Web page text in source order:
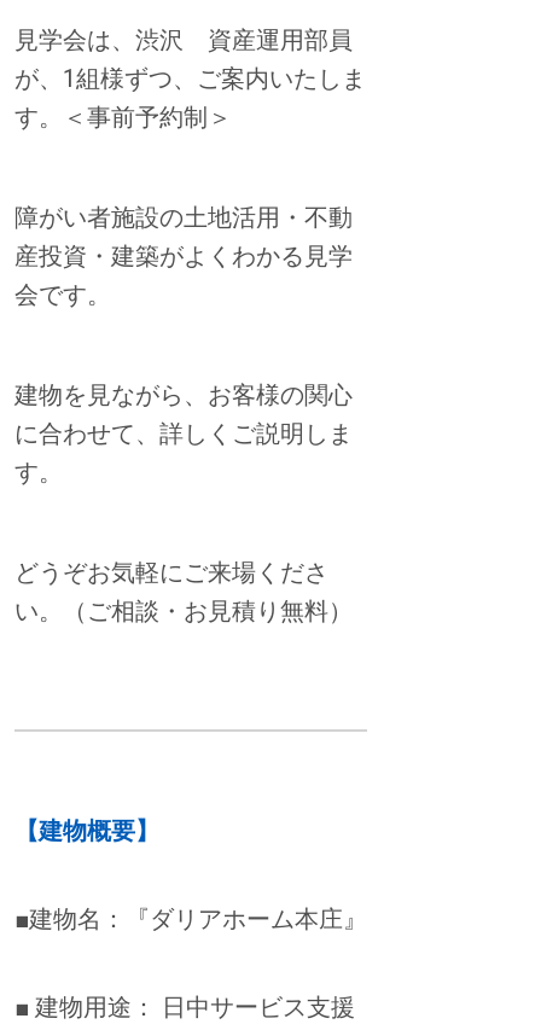
見学会は、渋沢 資産運用部員
が、1組様ずつ、ご案内いたしま
す。＜事前予約制＞
障がい者施設の土地活用・不動
産投資・建築がよくわかる見学
会です。
建物を見ながら、お客様の関心
に合わせて、詳しくご説明しま
す。
どうぞお気軽にご来場くださ
い。（ご相談・お見積り無料）
【建物概要】
■建物名：『ダリアホーム本庄』
■ 建物用途： 日中サービス支援